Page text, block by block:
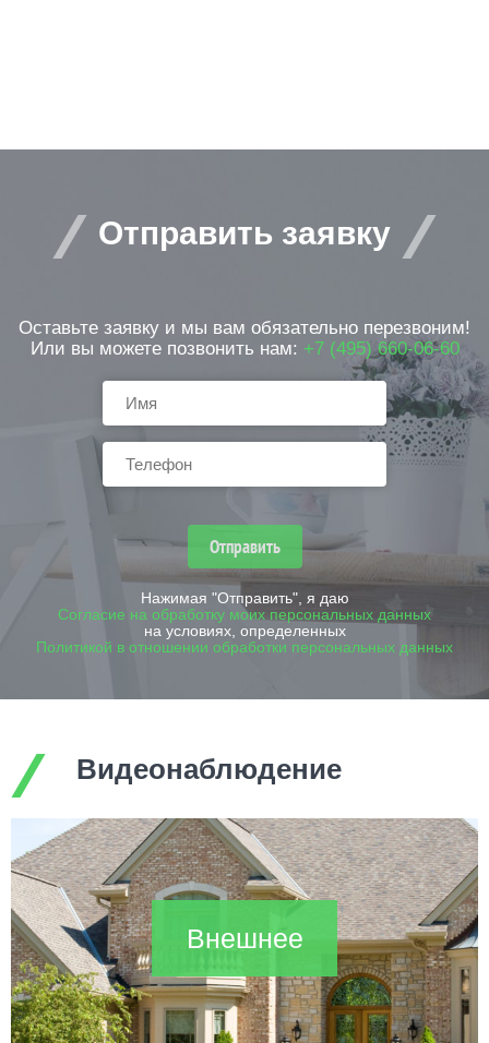
Отправить заявку
Оставьте заявку и мы вам обязательно перезвоним!
Или вы можете позвонить нам: +7 (495) 660-06-60
Отправить
Нажимая "Отправить", я даю
Согласие на обработку моих персональных данных
на условиях, определенных
Политикой в отношении обработки персональных данных
Видеонаблюдение
Внешнее